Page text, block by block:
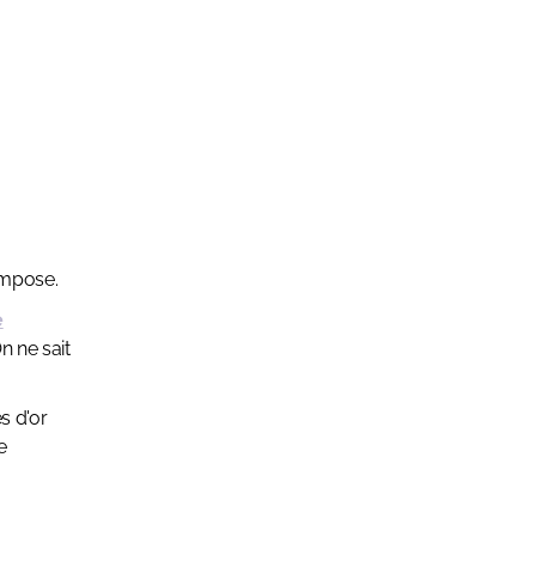
ne sait
d'or